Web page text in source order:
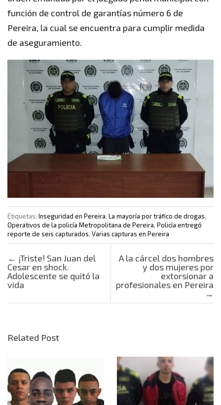
función de control de garantías número 6 de
Pereira, la cual se encuentra para cumplir medida
de aseguramiento.
Etiquetas: Inseguridad en Pereira, La mayoría por tráfico de drogas,
Operativos de la policía Metropolitana de Pereira, Policía entregó
reporte de seis capturados, Varias capturas en Pereira
Post navigation
← ¡Triste! San Juan del
Cesar en shock.
Adolescente se quitó la
vida
A la cárcel dos hombres
y dos mujeres por
extorsionar a
profesionales en Pereira
→
Related Post